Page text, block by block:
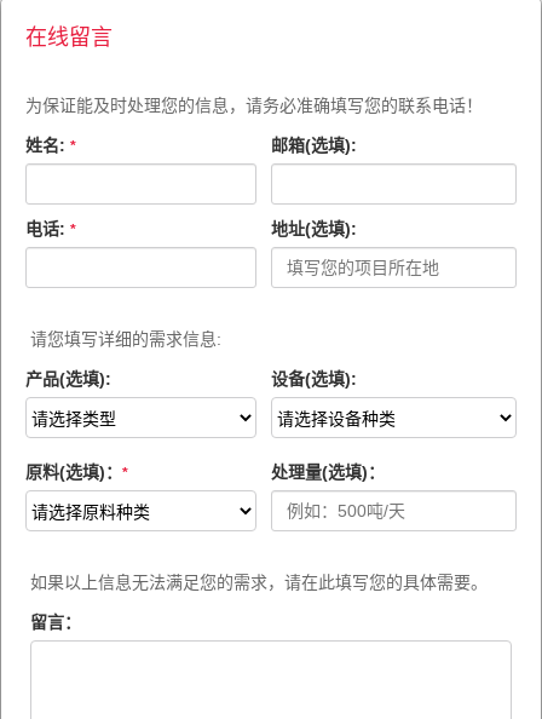
在线留言
为保证能及时处理您的信息，请务必准确填写您的联系电话！
姓名: * 邮箱(选填):
电话: * 地址(选填):
请您填写详细的需求信息:
产品(选填): 设备(选填):
原料(选填)： * 处理量(选填)：
如果以上信息无法满足您的需求，请在此填写您的具体需要。
留言：